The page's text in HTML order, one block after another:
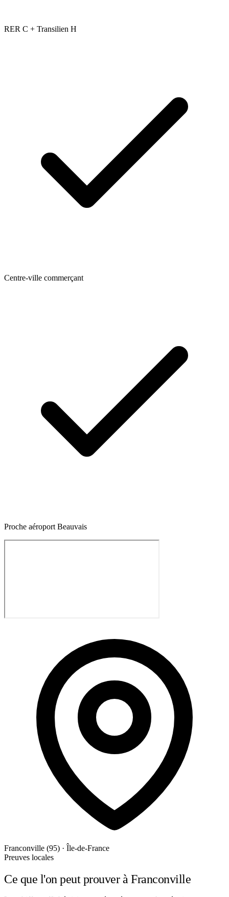
RER C + Transilien H
Centre-ville commerçant
Proche aéroport Beauvais
Franconville (95) · Île-de-France
Preuves locales
Ce que l'on peut prouver à Franconville